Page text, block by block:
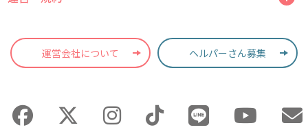
運営会社について ヘルパーさん募集